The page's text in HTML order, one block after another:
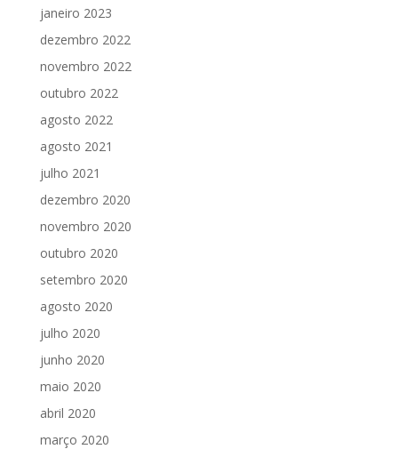
janeiro 2023
dezembro 2022
novembro 2022
outubro 2022
agosto 2022
agosto 2021
julho 2021
dezembro 2020
novembro 2020
outubro 2020
setembro 2020
agosto 2020
julho 2020
junho 2020
maio 2020
abril 2020
março 2020